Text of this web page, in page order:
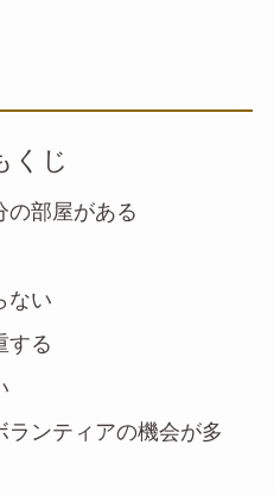
くじ
の部屋がある
ない
する
ランティアの機会が多